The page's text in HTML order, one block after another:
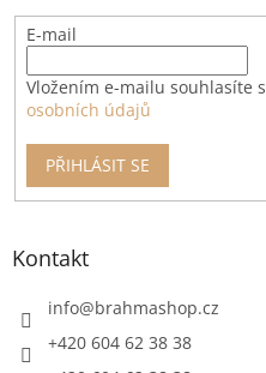
E-mail
Vložením e-mailu souhlasíte s
osobních údajů
PŘIHLÁSIT SE
Kontakt
info@brahmashop.cz
+420 604 62 38 38